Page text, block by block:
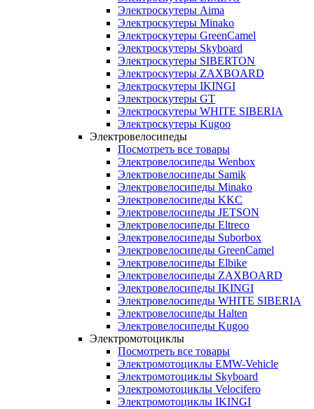
Электроскутеры Aima
Электроскутеры Minako
Электроскутеры GreenCamel
Электроскутеры Skyboard
Электроскутеры SIBERTON
Электроскутеры ZAXBOARD
Электроскутеры IKINGI
Электроскутеры GT
Электроскутеры WHITE SIBERIA
Электроскутеры Kugoo
Электровелосипеды
Посмотреть все товары
Электровелосипеды Wenbox
Электровелосипеды Samik
Электровелосипеды Minako
Электровелосипеды KKC
Электровелосипеды JETSON
Электровелосипеды Eltreco
Электровелосипеды Suborbox
Электровелосипеды GreenCamel
Электровелосипеды Elbike
Электровелосипеды ZAXBOARD
Электровелосипеды IKINGI
Электровелосипеды WHITE SIBERIA
Электровелосипеды Halten
Электровелосипеды Kugoo
Электромотоциклы
Посмотреть все товары
Электромотоциклы EMW-Vehicle
Электромотоциклы Skyboard
Электромотоциклы Velocifero
Электромотоциклы IKINGI